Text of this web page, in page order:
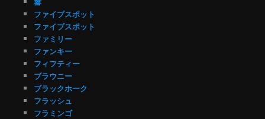
ファイブスポット
ファイブスポット
ファミリー
ファンキー
フィフティー
ブラウニー
ブラックホーク
フラッシュ
フラミンゴ